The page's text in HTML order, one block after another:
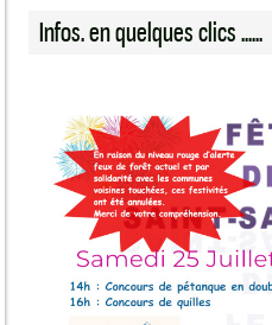
Infos. en quelques clics ......